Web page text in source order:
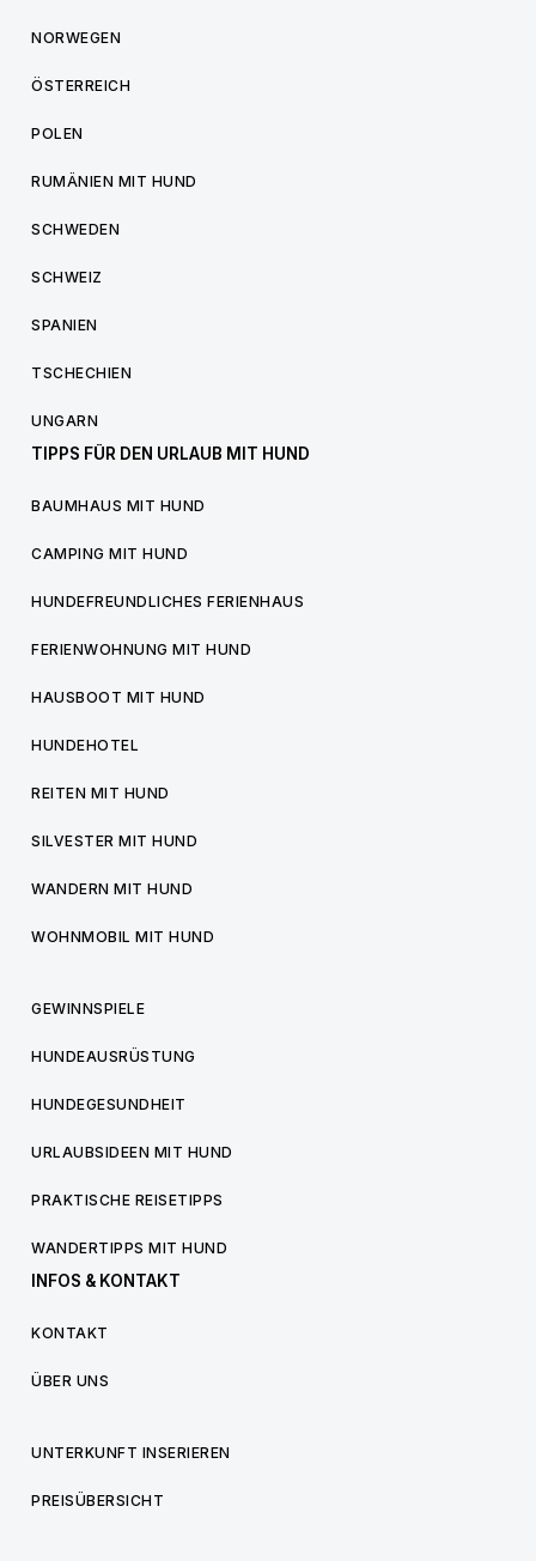
NORWEGEN
ÖSTERREICH
POLEN
RUMÄNIEN MIT HUND
SCHWEDEN
SCHWEIZ
SPANIEN
TSCHECHIEN
UNGARN
TIPPS FÜR DEN URLAUB MIT HUND
BAUMHAUS MIT HUND
CAMPING MIT HUND
HUNDEFREUNDLICHES FERIENHAUS
FERIENWOHNUNG MIT HUND
HAUSBOOT MIT HUND
HUNDEHOTEL
REITEN MIT HUND
SILVESTER MIT HUND
WANDERN MIT HUND
WOHNMOBIL MIT HUND
GEWINNSPIELE
HUNDEAUSRÜSTUNG
HUNDEGESUNDHEIT
URLAUBSIDEEN MIT HUND
PRAKTISCHE REISETIPPS
WANDERTIPPS MIT HUND
INFOS & KONTAKT
KONTAKT
ÜBER UNS
UNTERKUNFT INSERIEREN
PREISÜBERSICHT